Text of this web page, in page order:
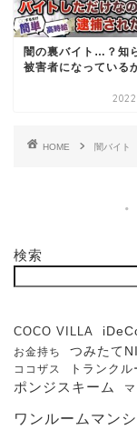
闇の裏バイト…？知
被害者になっている
2022
HOME 闇バイト
検索
COCO VILLA
お金持ち つみたて
ココザス トランクル
ポンジスキーム
ワンルームマン